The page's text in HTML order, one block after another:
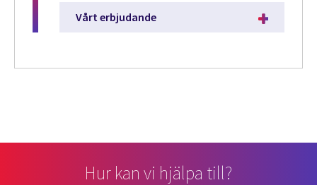
Vårt erbjudande
Hur kan vi hjälpa till?